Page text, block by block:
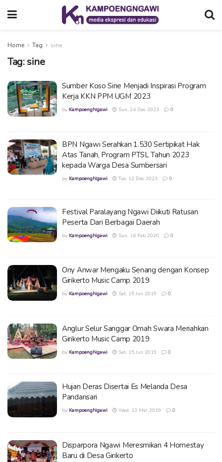
Home Tag sine
Tag:sine
Sumber Koso Sine Menjadi Inspirasi Program
Kerja KKN PPM UGM 2023
by KampoengNgawi Sun, 24 Dec 2023 0
BPN Ngawi Serahkan 1.530 Sertipikat Hak
Atas Tanah, Program PTSL Tahun 2023
kepada Warga Desa Sumbersari
by KampoengNgawi Tue, 12 Dec 2023 0
Festival Paralayang Ngawi Diikuti Ratusan
Peserta Dari Berbagai Daerah
by KampoengNgawi Sun, 16 Feb 2020 0
Ony Anwar Mengaku Senang dengan Konsep
Girikerto Music Camp 2019
by KampoengNgawi Sat, 15 Jun 2019 0
Anglur Selur Sanggar Omah Swara Meriahkan
Girikerto Music Camp 2019
by KampoengNgawi Sat, 15 Jun 2019 0
Hujan Deras Disertai Es Melanda Desa
Pandansari
by KampoengNgawi Wed, 13 Mar 2019 0
Disparpora Ngawi Meresmikan 4 Homestay
Baru di Desa Girikerto